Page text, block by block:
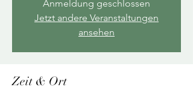
Anmeldung geschlossen
Jetzt andere Veranstaltungen
ansehen
Zeit & Ort